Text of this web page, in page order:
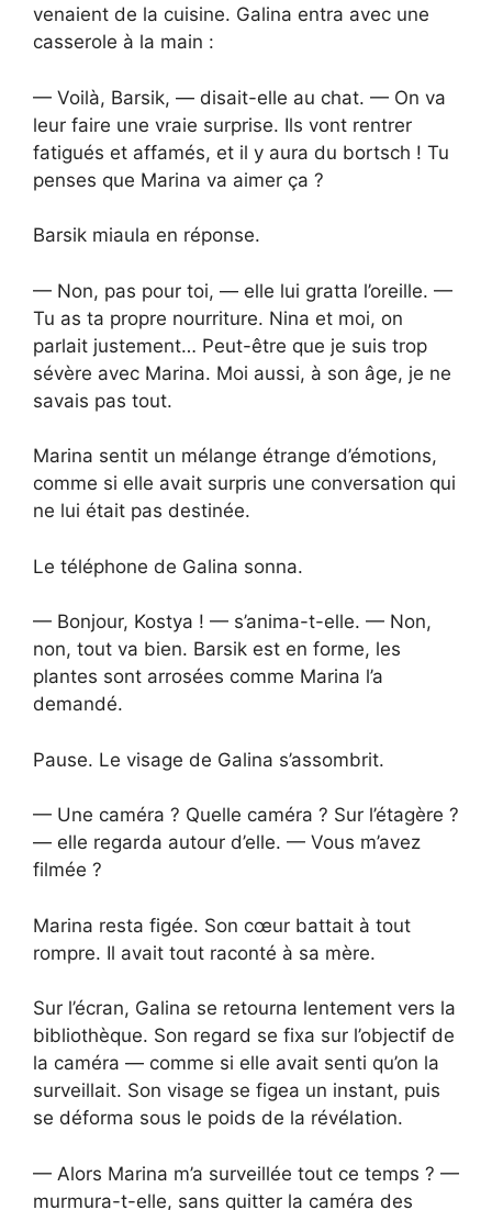
venaient de la cuisine. Galina entra avec une
casserole à la main :
— Voilà, Barsik, — disait-elle au chat. — On va
leur faire une vraie surprise. Ils vont rentrer
fatigués et affamés, et il y aura du bortsch ! Tu
penses que Marina va aimer ça ?
Barsik miaula en réponse.
— Non, pas pour toi, — elle lui gratta l’oreille. —
Tu as ta propre nourriture. Nina et moi, on
parlait justement… Peut-être que je suis trop
sévère avec Marina. Moi aussi, à son âge, je ne
savais pas tout.
Marina sentit un mélange étrange d’émotions,
comme si elle avait surpris une conversation qui
ne lui était pas destinée.
Le téléphone de Galina sonna.
— Bonjour, Kostya ! — s’anima-t-elle. — Non,
non, tout va bien. Barsik est en forme, les
plantes sont arrosées comme Marina l’a
demandé.
Pause. Le visage de Galina s’assombrit.
— Une caméra ? Quelle caméra ? Sur l’étagère ?
— elle regarda autour d’elle. — Vous m’avez
filmée ?
Marina resta figée. Son cœur battait à tout
rompre. Il avait tout raconté à sa mère.
Sur l’écran, Galina se retourna lentement vers la
bibliothèque. Son regard se fixa sur l’objectif de
la caméra — comme si elle avait senti qu’on la
surveillait. Son visage se figea un instant, puis
se déforma sous le poids de la révélation.
— Alors Marina m’a surveillée tout ce temps ? —
murmura-t-elle, sans quitter la caméra des